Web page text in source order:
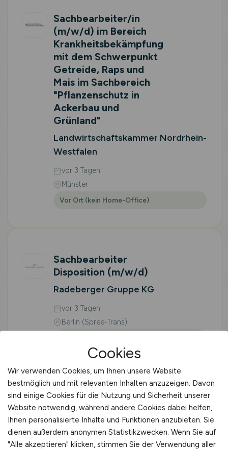
Sachbearbeiter/in
(m/w/d) im Bereich
Krankheitsbekämpfung
mit dem Schwerpunkt
Getreide, Raps und
Mais im Sachbereich
"Pflanzenschutz in
Ackerbau und
Grünland"
Landwirtschaftskammer Nordrhein-
Westfalen
vor 3 Tagen
Münster
Vor Ort (kein Home-Office)
Sachbearbeiter
Disposition (m/w/d)
Radeberger Gruppe KG
vor 3 Tagen
Berlin (Spree-Trans)
Mitarbeiter(m/w/d)
Logistikzentrum
Dr. Oetker Tiefkühlprodukte
Wittenburg KG
Cookies
Wir verwenden Cookies, um Ihnen unsere Website
bestmöglich und mit relevanten Inhalten anzuzeigen. Davon
sind einige Cookies für die Nutzung und Sicherheit unserer
Website notwendig, während andere Cookies dabei helfen,
Ihnen personalisierte Inhalte und Funktionen anzubieten. Sie
dienen außerdem anonymen Statistikzwecken. Wenn Sie auf
"Alle akzeptieren" klicken, stimmen Sie der Verwendung aller